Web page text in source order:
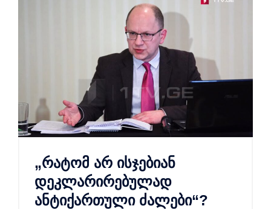
„რატომ არ ისჯებიან
დეკლარირებულად
ანტიქართული ძალები“?